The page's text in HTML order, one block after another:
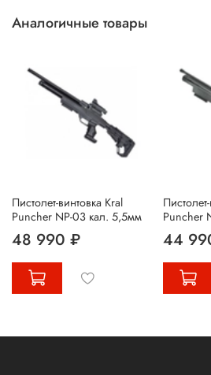
Аналогичные товары
Пистолет-винтовка Kral
Puncher NP-03 кал. 5,5мм
48 990 ₽
Puncher
44